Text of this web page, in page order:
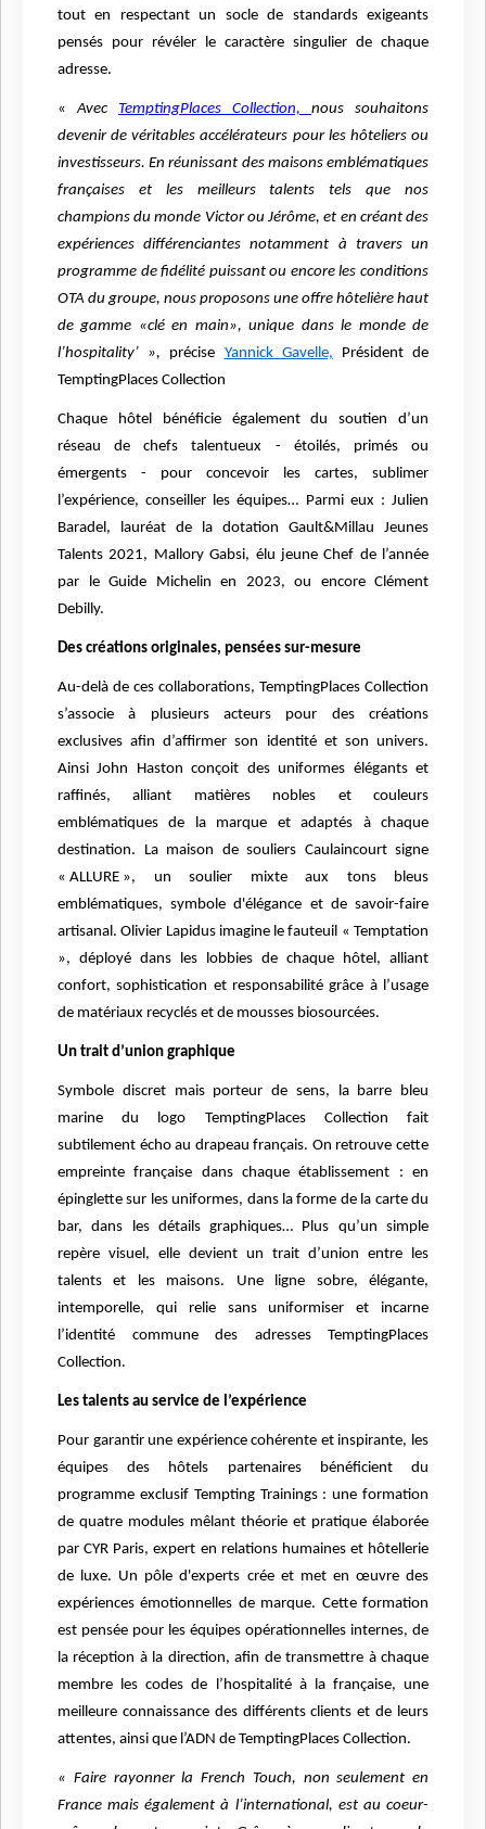
tout en respectant un socle de standards exigeants
pensés pour révéler le caractère singulier de chaque
adresse.
«Avec TemptingPlaces Collection, nous souhaitons
devenir de véritables accélérateurs pour les hôteliers ou
investisseurs. En réunissant des maisons emblématiques
françaises et les meilleurs talents tels que nos
champions du monde Victor ou Jérôme, et en créant des
expériences différenciantes notamment à travers un
programme de fidélité puissant ou encore les conditions
OTA du groupe, nous proposons une offre hôtelière haut
de gamme «clé en main», unique dans le monde de
l’hospitality’ », précise Yannick Gavelle, Président de
TemptingPlaces Collection
Chaque hôtel bénéficie également du soutien d’un
réseau de chefs talentueux - étoilés, primés ou
émergents - pour concevoir les cartes, sublimer
l’expérience, conseiller les équipes… Parmi eux : Julien
Baradel, lauréat de la dotation Gault&Millau Jeunes
Talents 2021, Mallory Gabsi, élu jeune Chef de l’année
par le Guide Michelin en 2023, ou encore Clément
Debilly.
Des créations originales, pensées sur-mesure
Au-delà de ces collaborations, TemptingPlaces Collection
s’associe à plusieurs acteurs pour des créations
exclusives afin d’affirmer son identité et son univers.
Ainsi John Haston conçoit des uniformes élégants et
raffinés, alliant matières nobles et couleurs
emblématiques de la marque et adaptés à chaque
destination. La maison de souliers Caulaincourt signe
« ALLURE », un soulier mixte aux tons bleus
emblématiques, symbole d'élégance et de savoir-faire
artisanal. Olivier Lapidus imagine le fauteuil « Temptation
», déployé dans les lobbies de chaque hôtel, alliant
confort, sophistication et responsabilité grâce à l’usage
de matériaux recyclés et de mousses biosourcées.
Un trait d’union graphique
Symbole discret mais porteur de sens, la barre bleu
marine du logo TemptingPlaces Collection fait
subtilement écho au drapeau français. On retrouve cette
empreinte française dans chaque établissement : en
épinglette sur les uniformes, dans la forme de la carte du
bar, dans les détails graphiques… Plus qu’un simple
repère visuel, elle devient un trait d’union entre les
talents et les maisons. Une ligne sobre, élégante,
intemporelle, qui relie sans uniformiser et incarne
l’identité commune des adresses TemptingPlaces
Collection.
Les talents au service de l’expérience
Pour garantir une expérience cohérente et inspirante, les
équipes des hôtels partenaires bénéficient du
programme exclusif Tempting Trainings : une formation
de quatre modules mêlant théorie et pratique élaborée
par CYR Paris, expert en relations humaines et hôtellerie
de luxe. Un pôle d'experts crée et met en œuvre des
expériences émotionnelles de marque. Cette formation
est pensée pour les équipes opérationnelles internes, de
la réception à la direction, afin de transmettre à chaque
membre les codes de l’hospitalité à la française, une
meilleure connaissance des différents clients et de leurs
attentes, ainsi que l’ADN de TemptingPlaces Collection.
« Faire rayonner la French Touch, non seulement en
France mais également à l’international, est au coeur-